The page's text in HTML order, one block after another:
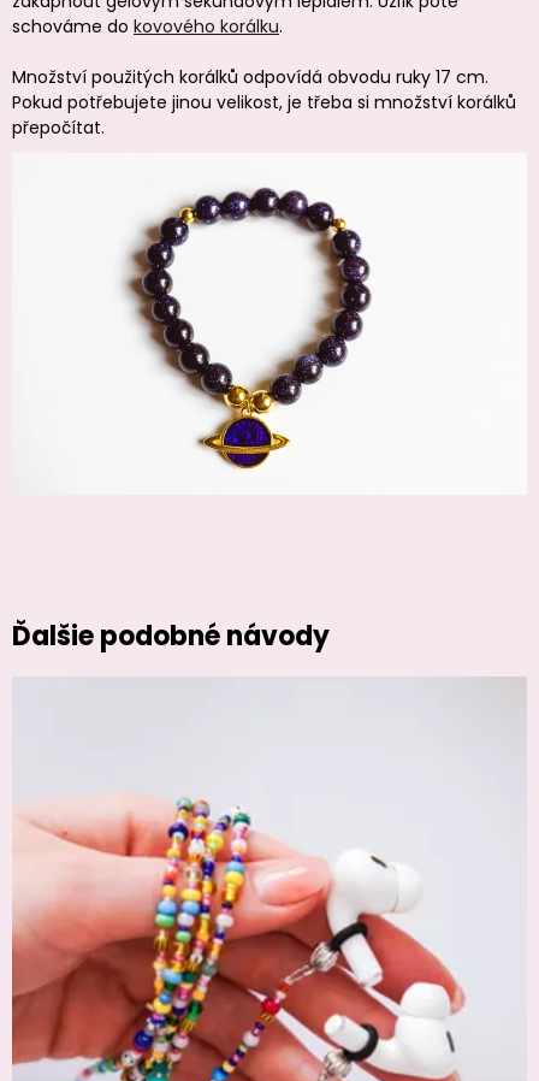
schováme do kovového korálku.
Množství použitých korálků odpovídá obvodu ruky 17 cm.
Pokud potřebujete jinou velikost, je třeba si množství korálků
přepočítat.
Ďalšie podobné návody